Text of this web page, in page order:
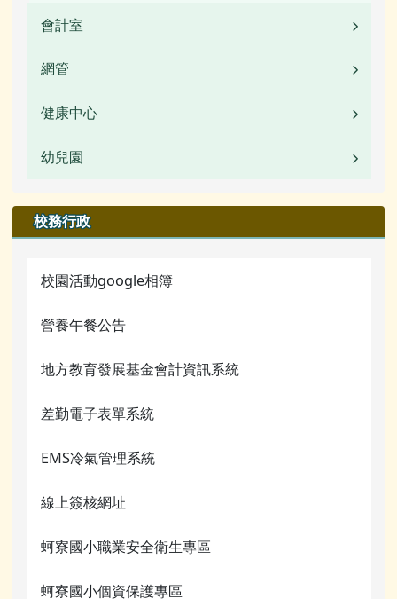
圖書館數位資源館
行事曆
會計室
校園公告
行事曆
網管
校園公告
活動相簿
校園影音
檔案下載
行事曆
網管常用連結
關於我們
校務行政
蚵寮評鑑網站
電腦課程資源
宣導網站
健康中心
校園公告
行事曆
幼兒園
業務職掌
活動相簿
榮譽榜
校園影音
常用連結
檔案下載
行事曆
校務行政
校園活動google相簿
營養午餐公告
地方教育發展基金會計資訊系統
差勤電子表單系統
EMS冷氣管理系統
線上簽核網址
蚵寮國小職業安全衛生專區
蚵寮國小個資保護專區